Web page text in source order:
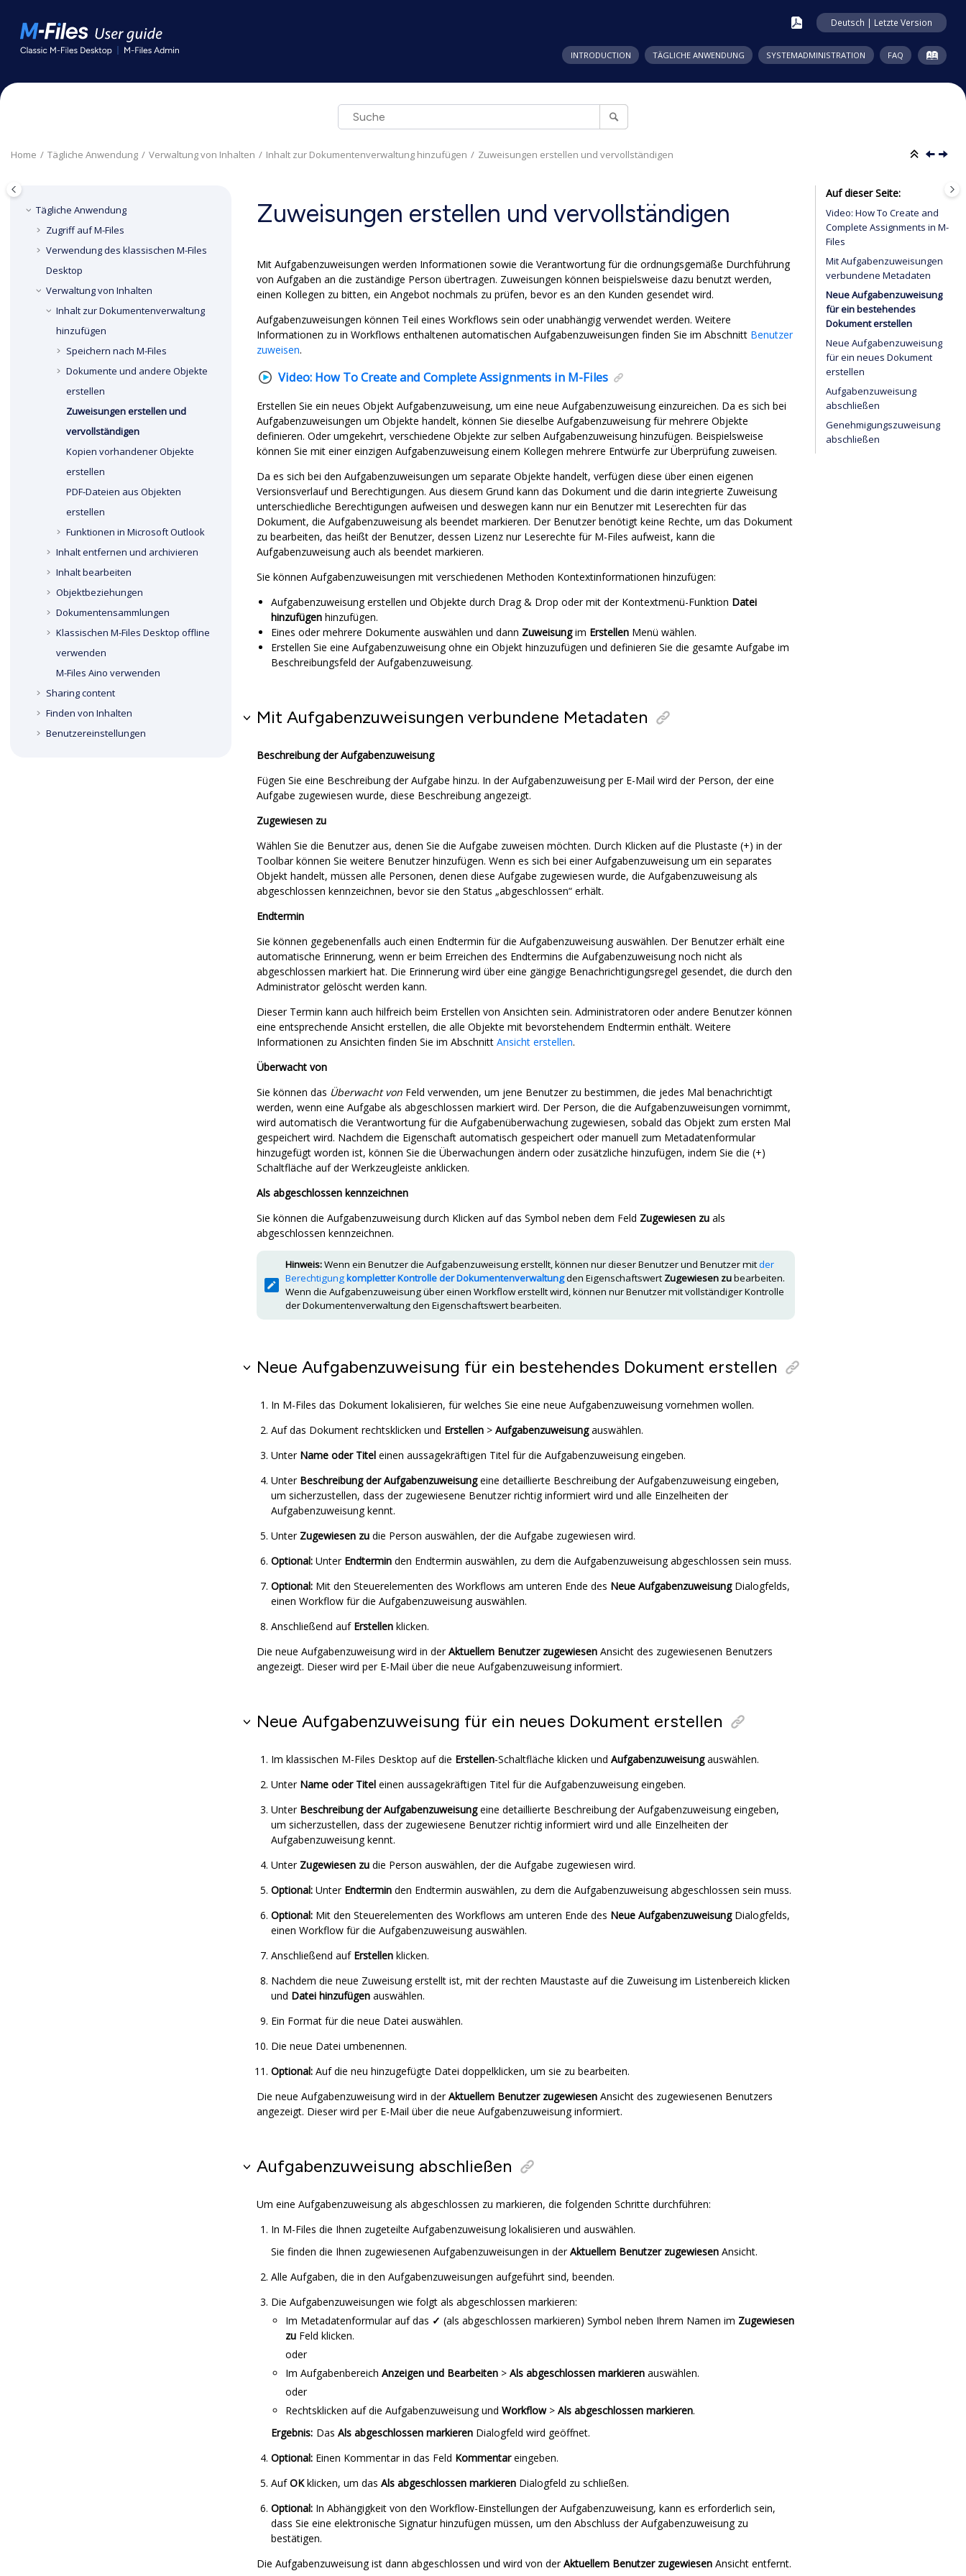
Deutsch | Letzte Version
INTRODUCTION TÄGLICHE ANWENDUNG SYSTEMADMINISTRATION FAQ
Home Tägliche Anwendung Verwaltung von Inhalten Inhalt zur Dokumentenverwaltung hinzufügen Zuweisungen erstellen und vervollständigen
Tägliche Anwendung
Zugriff aufM-Files
Verwendung des klassischen M-Files
Desktop
Verwaltung von Inhalten
Inhalt zur Dokumentenverwaltung
hinzufügen
Speichern nach M-Files
Dokumente und andere Objekte
erstellen
Zuweisungen erstellen und
vervollständigen
Kopien vorhandener Objekte
erstellen
PDF-Dateien aus Objekten
erstellen
Funktionen in Microsoft Outlook
Inhalt entfernen und archivieren
Inhalt bearbeiten
Objektbeziehungen
Dokumentensammlungen
Klassischen M-Files Desktop offline
verwenden
M-Files Aino verwenden
Sharing content
Finden von Inhalten
Benutzereinstellungen
Zuweisungen erstellen und vervollständigen
Mit Aufgabenzuweisungen werden Informationen sowie die Verantwortung für die ordnungsgemäße Durchführung
von Aufgaben an die zuständige Person übertragen. Zuweisungen können beispielsweise dazu benutzt werden,
einen Kollegen zu bitten, ein Angebot nochmals zu prüfen, bevor es an den Kunden gesendet wird.
Aufgabenzuweisungen können Teil eines Workflows sein oder unabhängig verwendet werden. Weitere
Informationen zu in Workflows enthaltenen automatischen Aufgabenzuweisungen finden Sie im Abschnitt Benutzer
zuweisen.
Video: How To Create and Complete Assignments in M-Files
Erstellen Sie ein neues Objekt Aufgabenzuweisung, um eine neue Aufgabenzuweisung einzureichen. Da es sich bei
Aufgabenzuweisungen um Objekte handelt, können Sie dieselbe Aufgabenzuweisung für mehrere Objekte
definieren. Oder umgekehrt, verschiedene Objekte zur selben Aufgabenzuweisung hinzufügen. Beispielsweise
können Sie mit einer einzigen Aufgabenzuweisung einem Kollegen mehrere Entwürfe zur Überprüfung zuweisen.
Da es sich bei den Aufgabenzuweisungen um separate Objekte handelt, verfügen diese über einen eigenen
Versionsverlauf und Berechtigungen. Aus diesem Grund kann das Dokument und die darin integrierte Zuweisung
unterschiedliche Berechtigungen aufweisen und deswegen kann nur ein Benutzer mit Leserechten für das
Dokument, die Aufgabenzuweisung als beendet markieren. Der Benutzer benötigt keine Rechte, um das Dokument
zu bearbeiten, das heißt der Benutzer, dessen Lizenz nur Leserechte für M-Files aufweist, kann die
Aufgabenzuweisung auch als beendet markieren.
Sie können Aufgabenzuweisungen mit verschiedenen Methoden Kontextinformationen hinzufügen:
Aufgabenzuweisung erstellen und Objekte durch Drag & Drop oder mit der Kontextmenü-Funktion Datei
hinzufügen hinzufügen.
Eines oder mehrere Dokumente auswählen und dann Zuweisungim Erstellen Menü wählen.
Erstellen Sie eine Aufgabenzuweisung ohne ein Objekt hinzuzufügen und definieren Sie die gesamte Aufgabe im
Beschreibungsfeld der Aufgabenzuweisung.
Mit Aufgabenzuweisungen verbundene Metadaten
Beschreibung der Aufgabenzuweisung
Fügen Sie eine Beschreibung der Aufgabe hinzu. In der Aufgabenzuweisung per E-Mail wird der Person, der eine
Aufgabe zugewiesen wurde, diese Beschreibung angezeigt.
Zugewiesen zu
Wählen Sie die Benutzer aus, denen Sie die Aufgabe zuweisen möchten. Durch Klicken auf die Plustaste (+) in der
Toolbar können Sie weitere Benutzer hinzufügen. Wenn es sich bei einer Aufgabenzuweisung um ein separates
Objekt handelt, müssen alle Personen, denen diese Aufgabe zugewiesen wurde, die Aufgabenzuweisung als
abgeschlossen kennzeichnen, bevor sie den Status „abgeschlossen“ erhält.
Endtermin
Sie können gegebenenfalls auch einen Endtermin für die Aufgabenzuweisung auswählen. Der Benutzer erhält eine
automatische Erinnerung, wenn er beim Erreichen des Endtermins die Aufgabenzuweisung noch nicht als
abgeschlossen markiert hat. Die Erinnerung wird über eine gängige Benachrichtigungsregel gesendet, die durch den
Administrator gelöscht werden kann.
Dieser Termin kann auch hilfreich beim Erstellen von Ansichten sein. Administratoren oder andere Benutzer können
eine entsprechende Ansicht erstellen, die alle Objekte mit bevorstehendem Endtermin enthält. Weitere
Informationen zu Ansichten finden Sie im Abschnitt Ansicht erstellen.
Überwacht von
Sie können das Überwacht von Feld verwenden, um jene Benutzer zu bestimmen, die jedes Mal benachrichtigt
werden, wenn eine Aufgabe als abgeschlossen markiert wird. Der Person, die die Aufgabenzuweisungen vornimmt,
wird automatisch die Verantwortung für die Aufgabenüberwachung zugewiesen, sobald das Objekt zum ersten Mal
gespeichert wird. Nachdem die Eigenschaft automatisch gespeichert oder manuell zum Metadatenformular
hinzugefügt worden ist, können Sie die Überwachungen ändern oder zusätzliche hinzufügen, indem Sie die (+)
Schaltfläche auf der Werkzeugleiste anklicken.
Als abgeschlossen kennzeichnen
Sie können die Aufgabenzuweisung durch Klicken auf das Symbol neben dem Feld Zugewiesen zu als
abgeschlossen kennzeichnen.
Hinweis:Wenn ein Benutzer die Aufgabenzuweisung erstellt, können nur dieser Benutzer und Benutzer mitder
Berechtigungkompletter Kontrolle der Dokumentenverwaltungden Eigenschaftswert Zugewiesen zubearbeiten.
Wenn die Aufgabenzuweisung über einen Workflow erstellt wird, können nur Benutzer mit vollständiger Kontrolle
der Dokumentenverwaltung den Eigenschaftswert bearbeiten.
Neue Aufgabenzuweisung für ein bestehendes Dokument erstellen
In M-Files das Dokument lokalisieren, für welches Sie eine neue Aufgabenzuweisung vornehmen wollen.
Auf das Dokument rechtsklicken und Erstellen > Aufgabenzuweisungauswählen.
Unter Name oder Titel einen aussagekräftigen Titel für die Aufgabenzuweisung eingeben.
Unter Beschreibung der Aufgabenzuweisungeine detaillierte Beschreibung der Aufgabenzuweisung eingeben,
um sicherzustellen, dass der zugewiesene Benutzer richtig informiert wird und alle Einzelheiten der
Aufgabenzuweisung kennt.
Unter Zugewiesen zu die Person auswählen, der die Aufgabe zugewiesen wird.
Optional: Unter Endtermin den Endtermin auswählen, zu dem die Aufgabenzuweisung abgeschlossen sein muss.
Optional: Mit den Steuerelementen des Workflows am unteren Ende des Neue AufgabenzuweisungDialogfelds,
einen Workflow für die Aufgabenzuweisung auswählen.
Anschließend auf Erstellen klicken.
Die neue Aufgabenzuweisung wird in derAktuellem Benutzer zugewiesen Ansicht des zugewiesenen Benutzers
angezeigt. Dieser wird per E-Mail über die neue Aufgabenzuweisung informiert.
Neue Aufgabenzuweisung für ein neues Dokument erstellen
Im klassischen M-Files Desktop auf die Erstellen-Schaltfläche klicken und Aufgabenzuweisungauswählen.
Unter Name oder Titel einen aussagekräftigen Titel für die Aufgabenzuweisung eingeben.
Unter Beschreibung der Aufgabenzuweisungeine detaillierte Beschreibung der Aufgabenzuweisung eingeben,
um sicherzustellen, dass der zugewiesene Benutzer richtig informiert wird und alle Einzelheiten der
Aufgabenzuweisung kennt.
Unter Zugewiesen zu die Person auswählen, der die Aufgabe zugewiesen wird.
Optional: Unter Endtermin den Endtermin auswählen, zu dem die Aufgabenzuweisung abgeschlossen sein muss.
Optional: Mit den Steuerelementen des Workflows am unteren Ende des Neue AufgabenzuweisungDialogfelds,
einen Workflow für die Aufgabenzuweisung auswählen.
Anschließend auf Erstellen klicken.
Nachdem die neue Zuweisung erstellt ist, mit der rechten Maustaste auf die Zuweisung im Listenbereich klicken
und Datei hinzufügen auswählen.
Ein Format für die neue Datei auswählen.
Die neue Datei umbenennen.
Optional: Auf die neu hinzugefügte Datei doppelklicken, um sie zu bearbeiten.
Die neue Aufgabenzuweisung wird in derAktuellem Benutzer zugewiesen Ansicht des zugewiesenen Benutzers
angezeigt. Dieser wird per E-Mail über die neue Aufgabenzuweisung informiert.
Aufgabenzuweisung abschließen
Um eine Aufgabenzuweisung als abgeschlossen zu markieren, die folgenden Schritte durchführen:
In M-Files die Ihnen zugeteilte Aufgabenzuweisung lokalisieren und auswählen.
Sie finden die Ihnen zugewiesenen Aufgabenzuweisungen in derAktuellem Benutzer zugewiesen Ansicht.
Alle Aufgaben, die in den Aufgabenzuweisungen aufgeführt sind, beenden.
Die Aufgabenzuweisungen wie folgt als abgeschlossen markieren:
Im Metadatenformular auf das ✓ (als abgeschlossen markieren) Symbol neben Ihrem Namen im Zugewiesen
zu Feld klicken.
oder
Im Aufgabenbereich Anzeigen und Bearbeiten > Als abgeschlossen markieren auswählen.
oder
Rechtsklicken auf die Aufgabenzuweisung und Workflow> Als abgeschlossen markieren.
Ergebnis: Das Als abgeschlossen markieren Dialogfeld wird geöffnet.
Optional: Einen Kommentar in das Feld Kommentareingeben.
AufOKklicken, um das Als abgeschlossen markieren Dialogfeld zu schließen.
Optional: In Abhängigkeit von den Workflow-Einstellungen der Aufgabenzuweisung, kann es erforderlich sein,
dass Sie eine elektronische Signatur hinzufügen müssen, um den Abschluss der Aufgabenzuweisung zu
bestätigen.
Die Aufgabenzuweisung ist dann abgeschlossen und wird von derAktuellem Benutzer zugewiesen Ansicht entfernt.
Auf dieser Seite
Video: How To Create and
Complete Assignments in M-
Files
Mit Aufgabenzuweisungen
verbundene Metadaten
Neue Aufgabenzuweisung
für ein bestehendes
Dokument erstellen
Neue Aufgabenzuweisung
für ein neues Dokument
erstellen
Aufgabenzuweisung
abschließen
Genehmigungszuweisung
abschließen